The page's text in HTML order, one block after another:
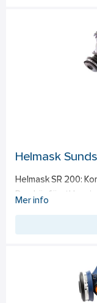
Helmask
Helmask SR 200:
Den här
kvalitet och
Eftersom den är
den det perfekta
omfattande
Mer info